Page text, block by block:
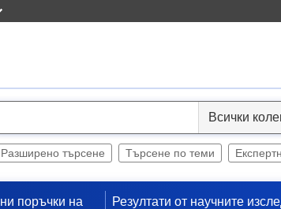
Разширено търсене Търсене по теми
поръчки на
Резултати от научните